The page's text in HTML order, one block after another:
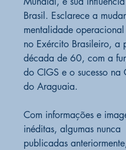
Brasil. Esclarece a
mentalidade
no Exército Brasileiro, a
década de 60, com a
do CIGS e o sucesso na
do Araguaia.
Com informações e
inéditas, algumas nunca
publicadas